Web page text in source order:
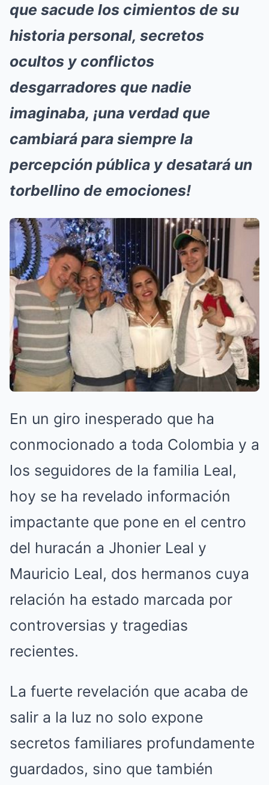
que sacude los cimientos de su
historia personal, secretos
ocultos y conflictos
desgarradores que nadie
imaginaba, ¡una verdad que
cambiará para siempre la
percepción pública y desatará un
torbellino de emociones!
En un giro inesperado que ha
conmocionado a toda Colombia y a
los seguidores de la familia Leal,
hoy se ha revelado información
impactante que pone en el centro
del huracán a Jhonier Leal y
Mauricio Leal, dos hermanos cuya
relación ha estado marcada por
controversias y tragedias
recientes.
La fuerte revelación que acaba de
salir a la luz no solo expone
secretos familiares profundamente
guardados, sino que también